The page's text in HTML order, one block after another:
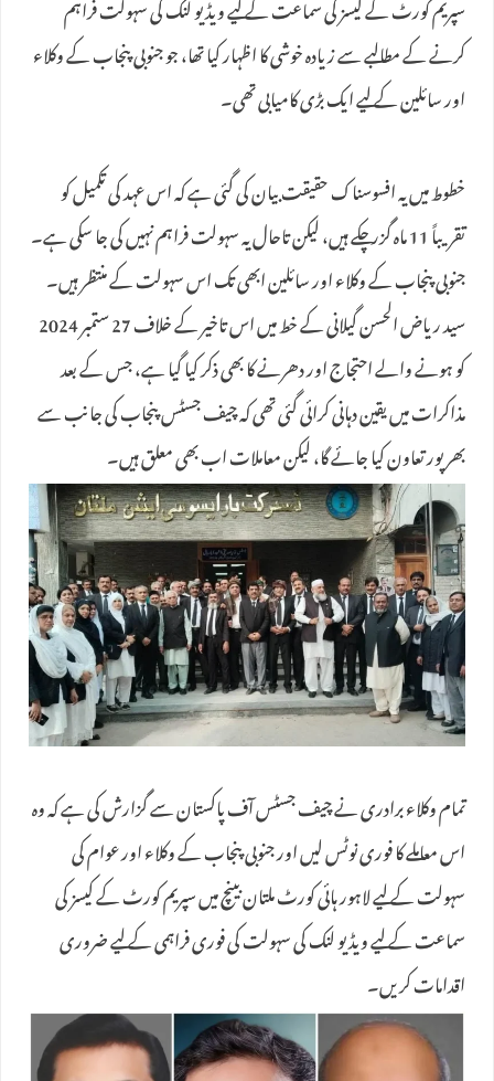
سپریم کورٹ کے کیسز کی سماعت کے لیے ویڈیو لنک کی سہولت فراہم
کرنے کے مطالبے سے زیادہ خوشی کا اظہار کیا تھا، جو جنوبی پنجاب کے وکلاء
اور سائلین کے لیے ایک بڑی کامیابی تھی۔
خطوط میں یہ افسوسناک حقیقت بیان کی گئی ہے کہ اس عہد کی تکمیل کو
تقریباً 11 ماہ گزر چکے ہیں، لیکن تاحال یہ سہولت فراہم نہیں کی جا سکی ہے۔
جنوبی پنجاب کے وکلاء اور سائلین ابھی تک اس سہولت کے منتظر ہیں۔
سید ریاض الحسن گیلانی کے خط میں اس تاخیر کے خلاف 27 ستمبر 2024
کو ہونے والے احتجاج اور دھرنے کا بھی ذکر کیا گیا ہے، جس کے بعد
مذاکرات میں یقین دہانی کرائی گئی تھی کہ چیف جسٹس پنجاب کی جانب سے
بھرپور تعاون کیا جائے گا، لیکن معاملات اب بھی معلق ہیں۔
​تمام وکلاء برادری نے چیف جسٹس آف پاکستان سے گزارش کی ہے کہ وہ
اس معاملے کا فوری نوٹس لیں اور جنوبی پنجاب کے وکلاء اور عوام کی
سہولت کے لیے لاہور ہائی کورٹ ملتان بینچ میں سپریم کورٹ کے کیسز کی
سماعت کے لیے ویڈیو لنک کی سہولت کی فوری فراہمی کے لیے ضروری
اقدامات کریں۔